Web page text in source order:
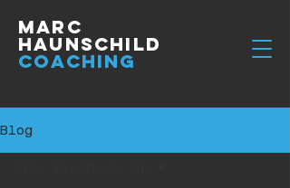
Marc
Haunschild
Coaching
Blog